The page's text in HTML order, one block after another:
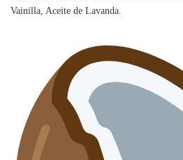
Vainilla, Aceite de Lavanda.